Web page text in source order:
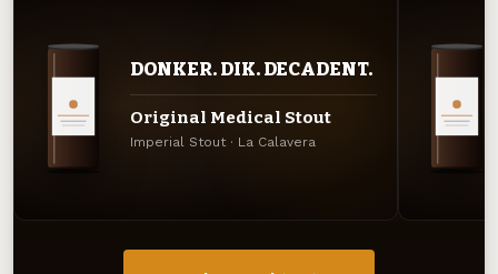
DONKER. DIK. DECADENT.
Original Medical Stout
Imperial Stout · La Calavera